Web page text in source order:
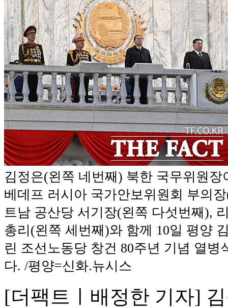
김정은(왼쪽 네번째) 북한 국무위원장
베데프 러시아 국가안보위원회 부의
트남 공산당 서기장(왼쪽 다섯번째),
총리(왼쪽 세번째)와 함께 10일 평양
린 조선노동당 창건 80주년 기념 열병
다. /평양=신화.뉴시스
[더팩트ㅣ배정한 기자]